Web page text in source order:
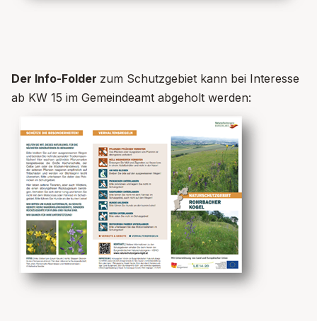
Der Info-Folder zum Schutzgebiet kann bei Interesse
ab KW 15 im Gemeindeamt abgeholt werden: